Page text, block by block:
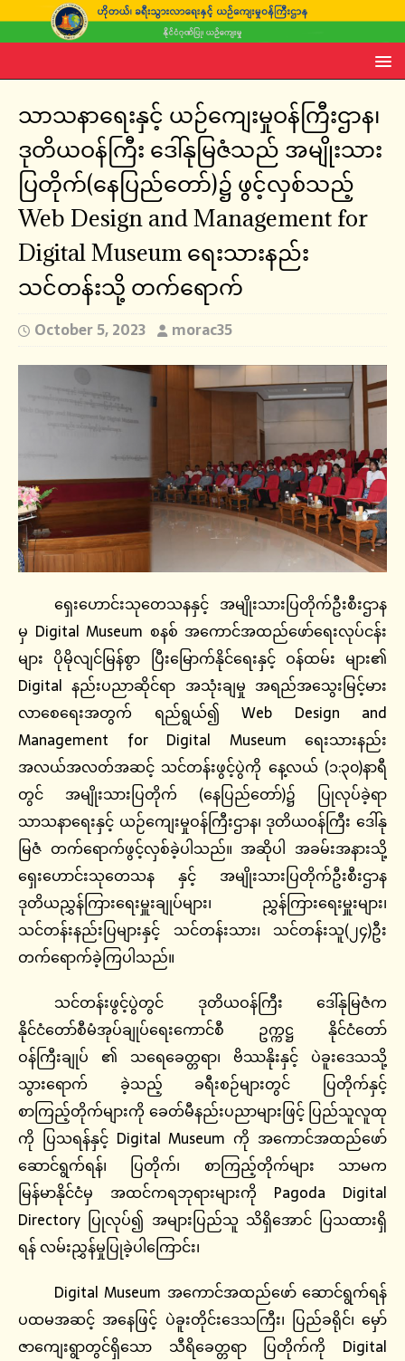
သာသနာရေးနှင့် ယဉ်ကျေးမှုဝန်ကြီးဌာန၊
ဒုတိယဝန်ကြီး ဒေါ်နုမြဇံသည် အမျိုးသား
ပြတိုက်(နေပြည်တော်)၌ ဖွင့်လှစ်သည့်
Web Design and Management for
Digital Museum ရေးသားနည်း
သင်တန်းသို့ တက်ရောက်
October 5, 2023 morac35
ရှေးဟောင်းသုတေသနနှင့် အမျိုးသားပြတိုက်ဦးစီးဌာန
မှ Digital Museum စနစ် အကောင်အထည်ဖော်ရေးလုပ်ငန်း
များ ပိုမိုလျင်မြန်စွာ ပြီးမြောက်နိုင်ရေးနှင့် ဝန်ထမ်း များ၏
Digital နည်းပညာဆိုင်ရာ အသုံးချမှု အရည်အသွေးမြင့်မား
လာစေရေးအတွက် ရည်ရွယ်၍ Web Design and
Management for Digital Museum ရေးသားနည်း
အလယ်အလတ်အဆင့် သင်တန်းဖွင့်ပွဲကို နေ့လယ် (၁:၃၀)နာရီ
တွင် အမျိုးသားပြတိုက် (နေပြည်တော်)၌ ပြုလုပ်ခဲ့ရာ
သာသနာရေးနှင့် ယဉ်ကျေးမှုဝန်ကြီးဌာန၊ ဒုတိယဝန်ကြီး ဒေါ်နု
မြဇံ တက်ရောက်ဖွင့်လှစ်ခဲ့ပါသည်။ အဆိုပါ အခမ်းအနားသို့
ရှေးဟောင်းသုတေသန နှင့် အမျိုးသားပြတိုက်ဦးစီးဌာန
ဒုတိယညွှန်ကြားရေးမှူးချုပ်များ၊ ညွှန်ကြားရေးမှူးများ၊
သင်တန်းနည်းပြများနှင့် သင်တန်းသား၊ သင်တန်းသူ(၂၄)ဦး
တက်ရောက်ခဲ့ကြပါသည်။
သင်တန်းဖွင့်ပွဲတွင် ဒုတိယဝန်ကြီး ဒေါ်နုမြဇံက
နိုင်ငံတော်စီမံအုပ်ချုပ်ရေးကောင်စီ ဥက္ကဋ္ဌ နိုင်ငံတော်
ဝန်ကြီးချုပ် ၏ သရေခေတ္တရာ၊ ဗိဿနိုးနှင့် ပဲခူးဒေသသို့
သွားရောက် ခဲ့သည့် ခရီးစဉ်များတွင် ပြတိုက်နှင့်
စာကြည့်တိုက်များကို ခေတ်မီနည်းပညာများဖြင့် ပြည်သူလူထု
ကို ပြသရန်နှင့် Digital Museum ကို အကောင်အထည်ဖော်
ဆောင်ရွက်ရန်၊ ပြတိုက်၊ စာကြည့်တိုက်များ သာမက
မြန်မာနိုင်ငံမှ အထင်ကရဘုရားများကို Pagoda Digital
Directory ပြုလုပ်၍ အများပြည်သူ သိရှိအောင် ပြသထားရှိ
ရန် လမ်းညွှန်မှုပြုခဲ့ပါကြောင်း၊
Digital Museum အကောင်အထည်ဖော် ဆောင်ရွက်ရန်
ပထမအဆင့် အနေဖြင့် ပဲခူးတိုင်းဒေသကြီး၊ ပြည်ခရိုင်၊ မှော်
ဇာကျေးရွာတွင်ရှိသော သီရိခေတ္တရာ ပြတိုက်ကို Digital